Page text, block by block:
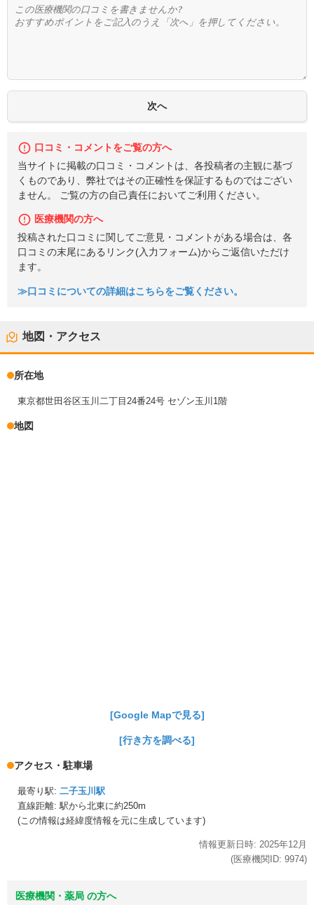
口コミ・コメントをご覧の方へ
当サイトに掲載の口コミ・コメントは、各投稿者の主観に基づ
くものであり、弊社ではその正確性を保証するものではござい
ません。 ご覧の方の自己責任においてご利用ください。
医療機関の方へ
投稿された口コミに関してご意見・コメントがある場合は、各
口コミの末尾にあるリンク(入力フォーム)からご返信いただけ
ます。
≫口コミについての詳細はこちらをご覧ください。
地図・アクセス
所在地
東京都世田谷区玉川二丁目24番24号 セゾン玉川1階
地図
[Google Mapで見る]
[行き方を調べる]
アクセス・駐車場
最寄り駅: 二子玉川駅
直線距離: 駅から北東に約250m
(この情報は経緯度情報を元に生成しています)
情報更新日時: 2025年12月
(医療機関ID: 9974)
医療機関・薬局 の方へ